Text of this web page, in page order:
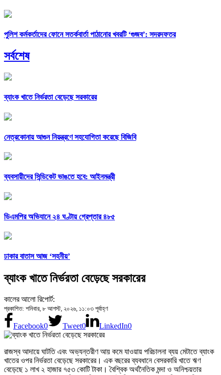
পুলিশ কর্মকর্তাদের ফোনে সতর্কবার্তা পাঠানোর খবরটি ‘গুজব’: সদরদফতর
সর্বশেষ
ব্যাংক খাতে নির্ভরতা বেড়েছে সরকারের
নেত্রকোনায় আগুন নিয়ন্ত্রণে সহযোগিতা করেছে বিজিবি
ব্যবসায়ীদের সিন্ডিকেট ভাঙতে হবে: আইনমন্ত্রী
ডিএমপির অভিযানে ২৪ ঘণ্টায় গ্রেপ্তার ৪৮৫
ঢাকার বাতাস আজ ‘সহনীয়’
ব্যাংক খাতে নির্ভরতা বেড়েছে সরকারের
কালের আলো রিপোর্ট:
প্রকাশিত: শনিবার, ৮ আগস্ট, ২০২৬, ১১:০৩ পূর্বাহ্ণ
Facebook0 Tweet0 LinkedIn0
রাজস্ব আদায়ে ঘাটতি এবং অভ্যন্তরীণ আয় কমে যাওয়ায় পরিচালনা ব্যয় মেটাতে ব্যাংক
খাতের ওপর নির্ভরতা বেড়েছে সরকারের। এক বছরের ব্যবধানে বেসরকারি খাতে ঋণ
বেড়েছে ১ লাখ ২ হাজার ৭৫৩ কোটি টাকা। বৈশ্বিক অর্থনৈতিক মন্দা ও অনিশ্চয়তার